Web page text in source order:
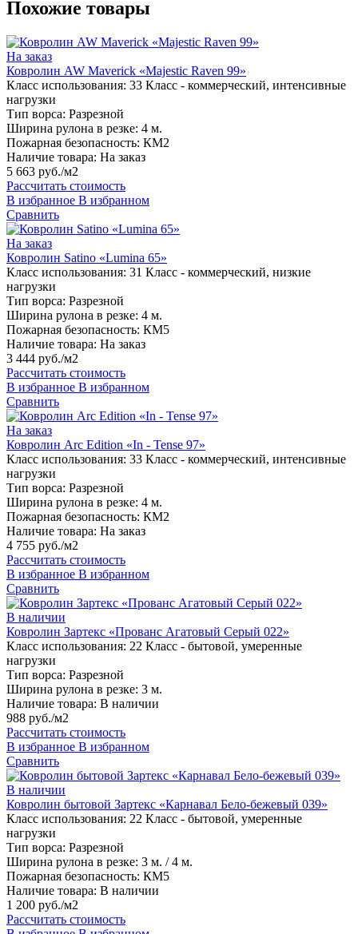
Похожие товары
На заказ
Ковролин AW Maverick «Majestic Raven 99»
Класс использования: 33 Класс - коммерческий, интенсивные
нагрузки
Тип ворса: Разрезной
Ширина рулона в резке: 4 м.
Пожарная безопасность: КМ2
Наличие товара: На заказ
5 663 руб./м2
Рассчитать стоимость
В избранное В избранном
Сравнить
На заказ
Ковролин Satino «Lumina 65»
Класс использования: 31 Класс - коммерческий, низкие
нагрузки
Тип ворса: Разрезной
Ширина рулона в резке: 4 м.
Пожарная безопасность: КМ5
Наличие товара: На заказ
3 444 руб./м2
Рассчитать стоимость
В избранное В избранном
Сравнить
На заказ
Ковролин Arc Edition «In - Tense 97»
Класс использования: 33 Класс - коммерческий, интенсивные
нагрузки
Тип ворса: Разрезной
Ширина рулона в резке: 4 м.
Пожарная безопасность: КМ2
Наличие товара: На заказ
4 755 руб./м2
Рассчитать стоимость
В избранное В избранном
Сравнить
В наличии
Ковролин Зартекс «Прованс Агатовый Серый 022»
Класс использования: 22 Класс - бытовой, умеренные
нагрузки
Тип ворса: Разрезной
Ширина рулона в резке: 3 м.
Наличие товара: В наличии
988 руб./м2
Рассчитать стоимость
В избранное В избранном
Сравнить
В наличии
Ковролин бытовой Зартекс «Карнавал Бело-бежевый 039»
Класс использования: 22 Класс - бытовой, умеренные
нагрузки
Тип ворса: Разрезной
Ширина рулона в резке: 3 м. / 4 м.
Пожарная безопасность: КМ5
Наличие товара: В наличии
1 200 руб./м2
Рассчитать стоимость